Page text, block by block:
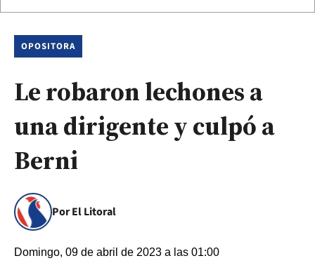
OPOSITORA
Le robaron lechones a
una dirigente y culpó a
Berni
Por El Litoral
Domingo, 09 de abril de 2023 a las 01:00